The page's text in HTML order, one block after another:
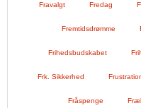
Fravalgt Fredag
Fremtidsdrømme
Frihedsbudskabet
Frk. Sikkerhed
Fråspenge